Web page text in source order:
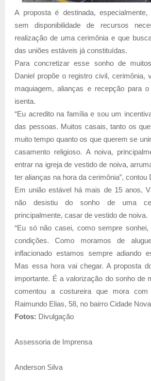
A proposta é destinada,
sem disponibilidade de recursos
realização de uma cerimônia e que
das uniões estáveis já constituídas.
Para concretizar esse sonho de
Daniel propõe o registro civil, cerimônia,
maquiagem, alianças e recepção para
isenta.
“Eu acredito na família e sou um
das pessoas. Muitos casais, tanto os
muito tempo quanto os que querem se
casamento religioso. A noiva,
entrar na igreja de vestido de noiva,
ter alianças na hora da cerimônia”, contou
Em união estável há mais de 15 anos,
não desistiu do sonho de uma
principalmente, casar de vestido de noiva.
“Eu só não casei, como sempre
condições. Como moramos de
inflacionado estamos sempre adiando
Mas essa hora vai chegar. A proposta
importante. É a valorização do sonho de
comentou a costureira que mora com
Raimundo Elias, 58, no bairro Cidade
Fotos: Divulgação
Assessoria de Imprensa
Anderson Silva